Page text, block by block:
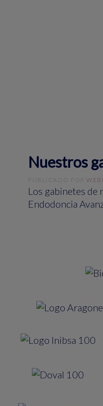
Nuestros
PUBLICADO POR
Los gabinetes de
Endodoncia